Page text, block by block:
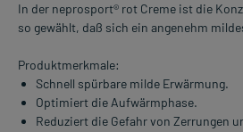
In der neprosport® rot Creme ist die
so gewählt, daß sich ein angenehm
Produktmerkmale:
Schnell spürbare milde Erwärmung.
Optimiert die Aufwärmphase.
Reduziert die Gefahr von Zerrungen